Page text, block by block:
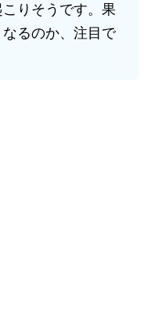
りそうです。果
るのか、注目で